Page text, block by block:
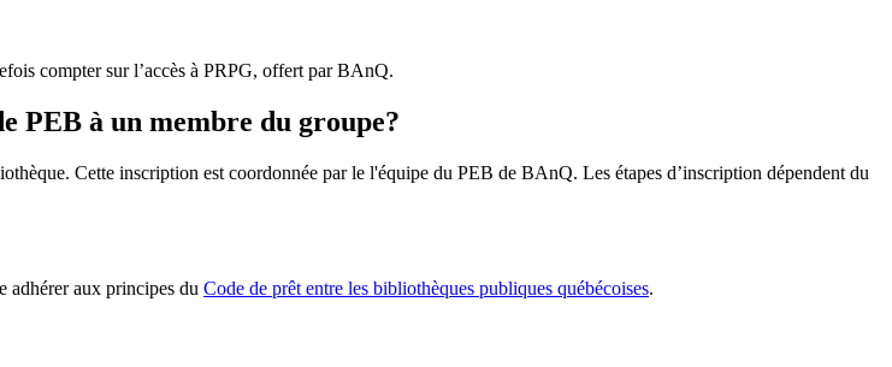
compter sur l’accès à PRPG, offert par BAnQ.
PEB à un membre du groupe?
Cette inscription est coordonnée par le l'équipe du PEB de BAnQ. Les étapes d’inscription dépendent du
adhérer aux principes du Code de prêt entre les bibliothèques publiques québécoises.